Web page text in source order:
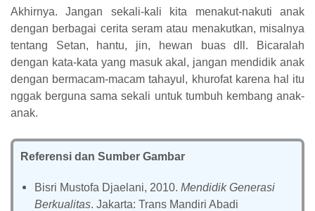
Akhirnya. Jangan sekali-kali kita menakut-nakuti anak
dengan berbagai cerita seram atau menakutkan, misalnya
tentang Setan, hantu, jin, hewan buas dll. Bicaralah
dengan kata-kata yang masuk akal, jangan mendidik anak
dengan bermacam-macam tahayul, khurofat karena hal itu
nggak berguna sama sekali untuk tumbuh kembang anak-
anak.
Referensi dan Sumber Gambar
Bisri Mustofa Djaelani, 2010. Mendidik Generasi
Berkualitas. Jakarta: Trans Mandiri Abadi